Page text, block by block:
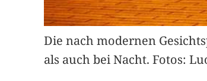
Die nach modernen
als auch bei Nacht. Fotos: